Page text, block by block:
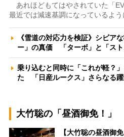
あれほどもてはやされていた「
最近では減速基調になっているよう
《雪道の対応力を検証》シビア
ー」の真価 「ターボ」と「ス
乗り込むと同時に「これが軽？
た 「日産ルークス」さらなる
大竹聡の「昼酒御免！」
【大竹聡の昼酒御